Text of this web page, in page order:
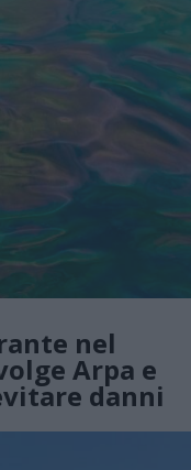
nel
Arpa e
danni